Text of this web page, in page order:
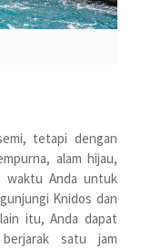
tetapi dengan
alam hijau,
waktu Anda untuk
Knidos dan
itu, Anda dapat
berjarak satu jam